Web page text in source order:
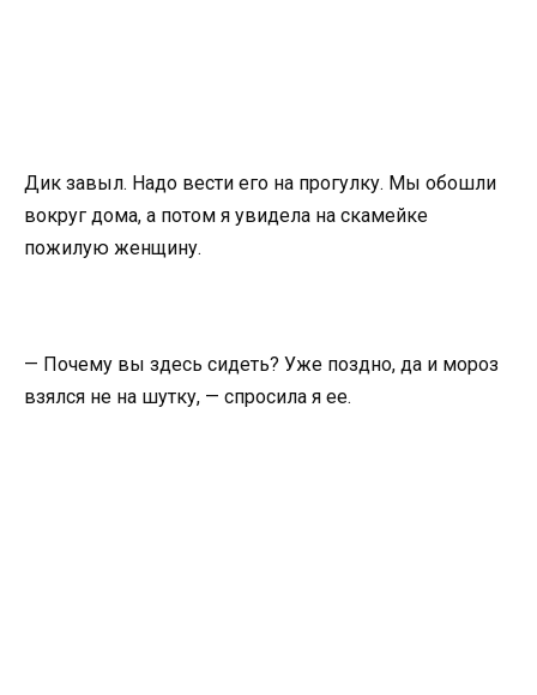
Дик завыл. Надо вести его на прогулку. Мы обошли
вокруг дома, а потом я увидела на скамейке
пожилую женщину.
— Почему вы здесь сидеть? Уже поздно, да и мороз
взялся не на шутку, — спросила я ее.